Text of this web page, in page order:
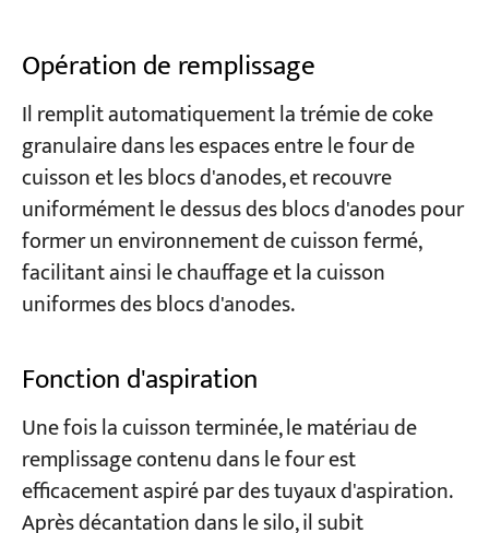
Opération de remplissage
Il remplit automatiquement la trémie de coke
granulaire dans les espaces entre le four de
cuisson et les blocs d'anodes, et recouvre
uniformément le dessus des blocs d'anodes pour
former un environnement de cuisson fermé,
facilitant ainsi le chauffage et la cuisson
uniformes des blocs d'anodes.
Fonction d'aspiration
Une fois la cuisson terminée, le matériau de
remplissage contenu dans le four est
efficacement aspiré par des tuyaux d'aspiration.
Après décantation dans le silo, il subit